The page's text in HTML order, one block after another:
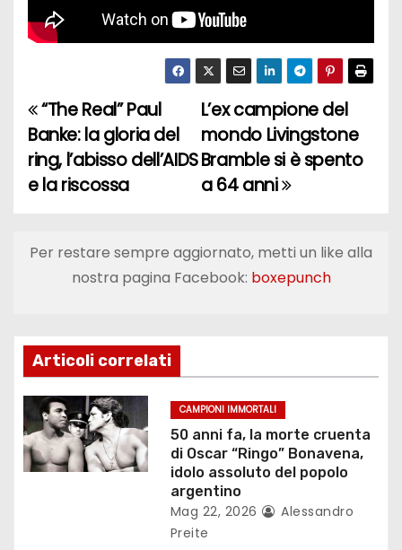
N
a
v
g
z
i
o
n
L’ex campione del
mondo Livingstone
Bramble si è spento
a 64 anni
“The Real” Paul
Banke: la gloria del
ring, l’abisso dell’AIDS
e la riscossa
Per restare sempre aggiornato, metti un like alla
nostra pagina Facebook: boxepunch
Articoli correlati
CAMPIONI IMMORTALI
50 anni fa, la morte cruenta
di Oscar “Ringo” Bonavena,
idolo assoluto del popolo
argentino
Mag 22, 2026
Alessandro
Preite